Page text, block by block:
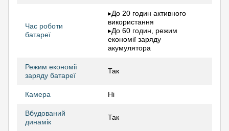
Час роботи
батареї
▸До 20 годин активного
використання
▸До 60 годин, режим
економії заряду
акумулятора
Режим економії
заряду батареї
Так
Камера Ні
Вбудований
динамік
Так